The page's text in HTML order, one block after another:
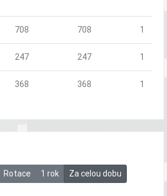
708 708 1
247 247 1
368 368 1
Rotace 1 rok Za celou dobu